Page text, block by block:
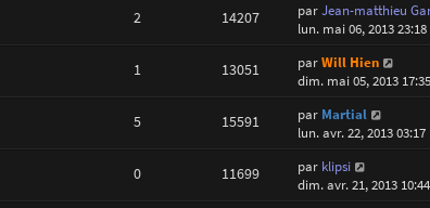
2 14207 parJean-matthieu
lun. mai 06, 2013 23:18
1 13051 parWill Hien
dim. mai 05, 2013 17:35
5 15591 par Martial
lun. avr. 22, 2013 03:17
0 11699 par klipsi
dim. avr. 21, 2013 10:44